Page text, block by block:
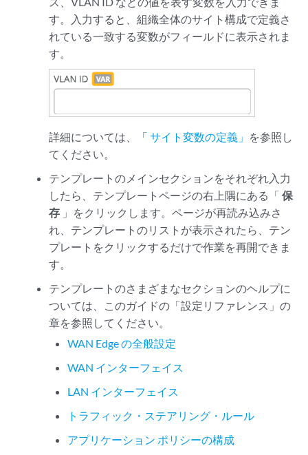
す。入力すると、組織全体のサイト構成で定義さ
れている一致する変数がフィールドに表示されま
す。
詳細については、「 サイト変数の定義」 を参照し
てください。
テンプレートのメインセクションをそれぞれ入力
したら、テンプレートページの右上隅にある「 保
存」をクリックします。ページが再読み込みさ
れ、テンプレートのリストが表示されたら、テン
プレートをクリックするだけで作業を再開できま
す。
テンプレートのさまざまなセクションのヘルプに
ついては、このガイドの「設定リファレンス」の
章を参照してください。
WAN Edge の全般設定
WAN インターフェイス
LAN インターフェイス
トラフィック・ステアリング・ルール
アプリケーション ポリシーの構成